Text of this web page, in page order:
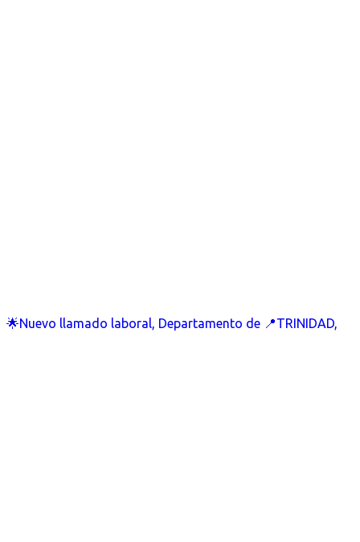
🌟Nuevo llamado laboral, Departamento de 📍TRINIDAD,